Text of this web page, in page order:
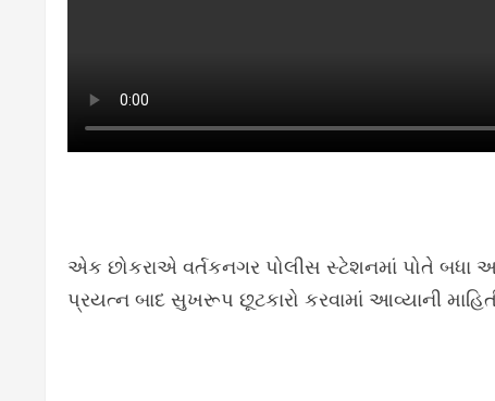
એક છોકરાએ વર્તકનગર પોલીસ સ્ટેશનમાં પોતે બધા
પ્રયત્ન બાદ સુખરૂપ છૂટકારો કરવામાં આવ્યાની